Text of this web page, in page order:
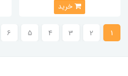
خرید
1
2
3
4
5
6